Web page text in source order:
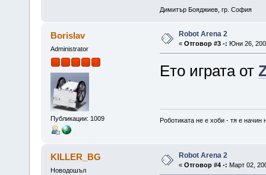
Димитър Бояджиев, гр. София
Borislav
Administrator
Публикации: 1009
Robot Arena 2
« Отговор #3 -: Юни 26,
Ето играта от
Роботиката не е хоби - тя е начин
KILLER_BG
Новодошъл
Robot Arena 2
« Отговор #4 -: Март 02,